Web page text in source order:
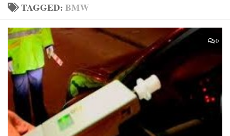
TAGGED:BMW
0